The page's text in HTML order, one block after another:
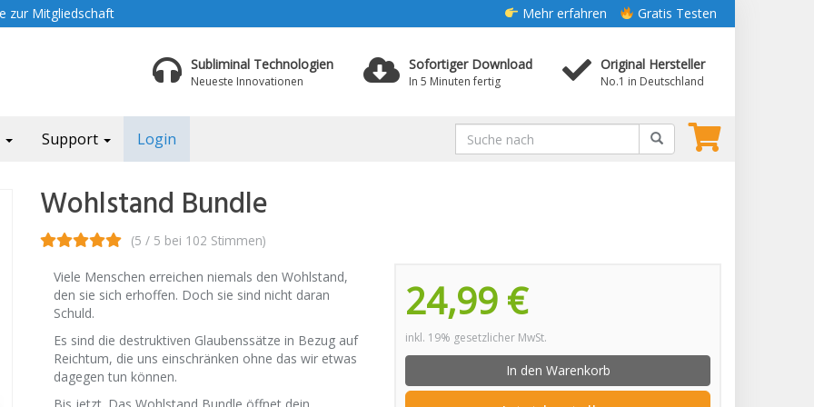
zur Mitgliedschaft Mehr erfahren Gratis Testen
Subliminal Technologien
Neueste Innovationen
Sofortiger Download
In 5 Minuten fertig
Original Hersteller
No.1 in Deutschland
Support Login
Wohlstand Bundle
(5 / 5 bei 102 Stimmen)
24,99 €
inkl. 19% gesetzlicher MwSt.
In den Warenkorb
Viele Menschen erreichen niemals den Wohlstand,
den sie sich erhoffen. Doch sie sind nicht daran
Schuld.
Es sind die destruktiven Glaubenssätze in Bezug auf
Reichtum, die uns einschränken ohne das wir etwas
dagegen tun können.